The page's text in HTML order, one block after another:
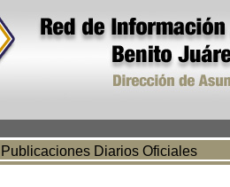
Publicaciones Diarios Oficiales